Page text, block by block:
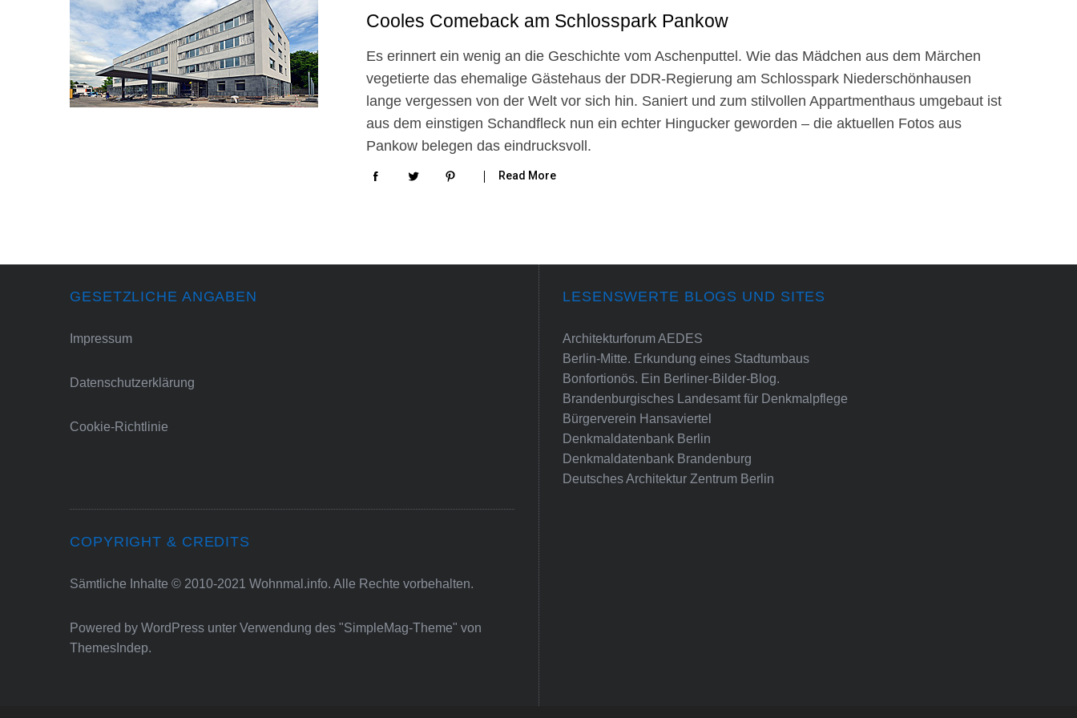
Cooles Comeback am Schlosspark Pankow
Es erinnert ein wenig an die Geschichte vom Aschenputtel. Wie das Mädchen aus dem Märchen
vegetierte das ehemalige Gästehaus der DDR-Regierung am Schlosspark Niederschönhausen
lange vergessen von der Welt vor sich hin. Saniert und zum stilvollen Appartmenthaus umgebaut ist
aus dem einstigen Schandfleck nun ein echter Hingucker geworden – die aktuellen Fotos aus
Pankow belegen das eindrucksvoll.
Read More
GESETZLICHE ANGABEN
Impressum
Datenschutzerklärung
Cookie-Richtlinie
COPYRIGHT & CREDITS
Sämtliche Inhalte © 2010-2021 Wohnmal.info. Alle Rechte vorbehalten.
Powered by WordPress unter Verwendung des "SimpleMag-Theme" von
ThemesIndep.
LESENSWERTE BLOGS UND SITES
Architekturforum AEDES
Berlin-Mitte. Erkundung eines Stadtumbaus
Bonfortionös. Ein Berliner-Bilder-Blog.
Brandenburgisches Landesamt für Denkmalpflege
Bürgerverein Hansaviertel
Denkmaldatenbank Berlin
Denkmaldatenbank Brandenburg
Deutsches Architektur Zentrum Berlin